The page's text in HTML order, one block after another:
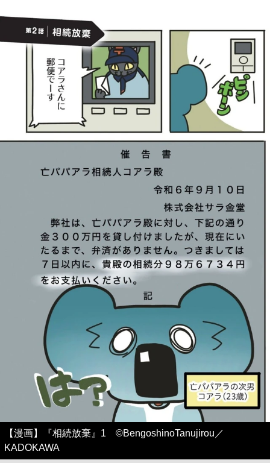
【漫画】『相続放棄』1 ©BengoshinoTanujirou／
KADOKAWA